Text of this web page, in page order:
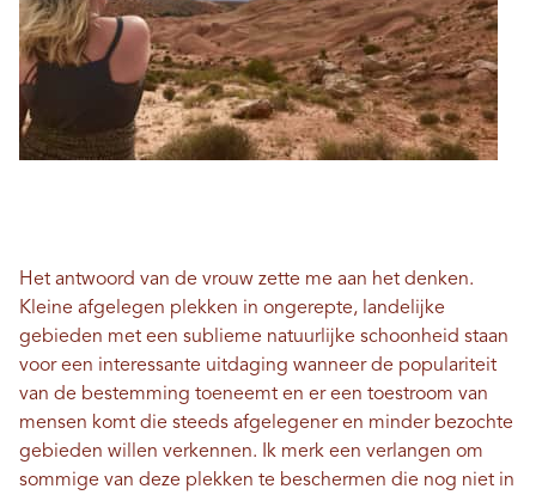
Het antwoord van de vrouw zette me aan het denken.
Kleine afgelegen plekken in ongerepte, landelijke
gebieden met een sublieme natuurlijke schoonheid staan ​​
voor een interessante uitdaging wanneer de populariteit
van de bestemming toeneemt en er een toestroom van
mensen komt die steeds afgelegener en minder bezochte
gebieden willen verkennen. Ik merk een verlangen om
sommige van deze plekken te beschermen die nog niet in